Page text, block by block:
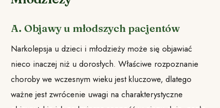
A. Objawy u młodszych pacjentów
Narkolepsja u dzieci i młodzieży może się objawiać
nieco inaczej niż u dorosłych. Właściwe rozpoznanie
choroby we wczesnym wieku jest kluczowe, dlatego
ważne jest zwrócenie uwagi na charakterystyczne